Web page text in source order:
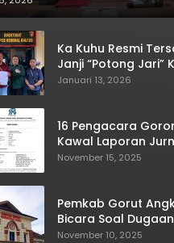
Ka Kuhu Resmi
Janji “Potong Jari”
Bumerang
Januari 13, 2026
16 Pengacara
Kawal Laporan
One
November 15, 2025
Pemkab Gorut
Bicara Soal
Asusila Oknum ASN
November 10, 2025